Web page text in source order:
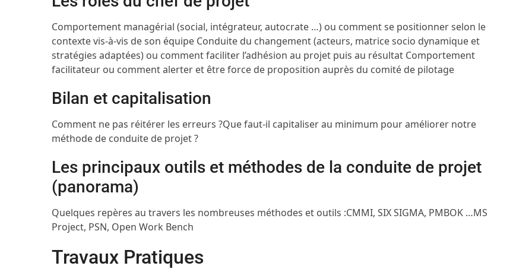
Comportement managérial (social, intégrateur, autocrate …) ou comment se positionner selon le
contexte vis-à-vis de son équipe Conduite du changement (acteurs, matrice socio dynamique et
stratégies adaptées) ou comment faciliter l’adhésion au projet puis au résultat Comportement
facilitateur ou comment alerter et être force de proposition auprès du comité de pilotage
Bilan et capitalisation
Comment ne pas réitérer les erreurs ?Que faut-il capitaliser au minimum pour améliorer notre
méthode de conduite de projet ?
Les principaux outils et méthodes de la conduite de projet
(panorama)
Quelques repères au travers les nombreuses méthodes et outils :CMMI, SIX SIGMA, PMBOK …MS
Project, PSN, Open Work Bench
Travaux Pratiques